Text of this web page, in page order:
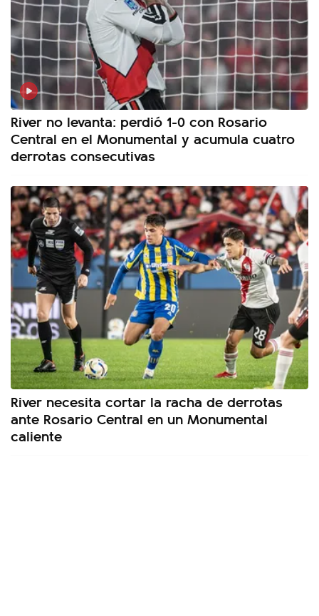
River no levanta: perdió 1-0 con Rosario
Central en el Monumental y acumula cuatro
derrotas consecutivas
River necesita cortar la racha de derrotas
ante Rosario Central en un Monumental
caliente